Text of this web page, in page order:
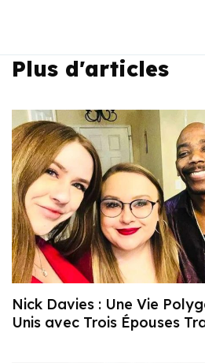
Plus d'articles
Nick Davies : Une Vie
Unis avec Trois Épouses